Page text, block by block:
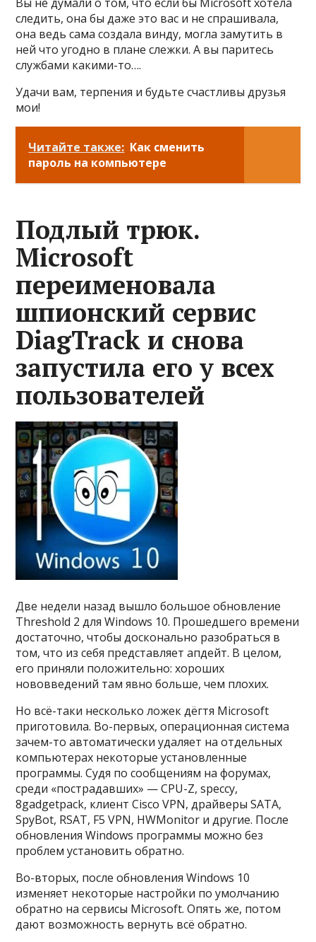
следить, она бы даже это вас и не спрашивала,
она ведь сама создала винду, могла замутить в
ней что угодно в плане слежки. А вы паритесь
службами какими-то….
Удачи вам, терпения и будьте счастливы друзья
мои!
Читайте также: Как сменить
пароль на компьютере
Подлый трюк.
Microsoft
переименовала
шпионский сервис
DiagTrack и снова
запустила его у всех
пользователей
Две недели назад вышло большое обновление
Threshold 2 для Windows 10. Прошедшего времени
достаточно, чтобы досконально разобраться в
том, что из себя представляет апдейт. В целом,
его приняли положительно: хороших
нововведений там явно больше, чем плохих.
Но всё-таки несколько ложек дёгтя Microsoft
приготовила. Во-первых, операционная система
зачем-то автоматически удаляет на отдельных
компьютерах некоторые установленные
программы. Судя по сообщениям на форумах,
среди «пострадавших» — CPU-Z, speccy,
8gadgetpack, клиент Cisco VPN, драйверы SATA,
SpyBot, RSAT, F5 VPN, HWMonitor и другие. После
обновления Windows программы можно без
проблем установить обратно.
Во-вторых, после обновления Windows 10
изменяет некоторые настройки по умолчанию
обратно на сервисы Microsoft. Опять же, потом
дают возможность вернуть всё обратно.